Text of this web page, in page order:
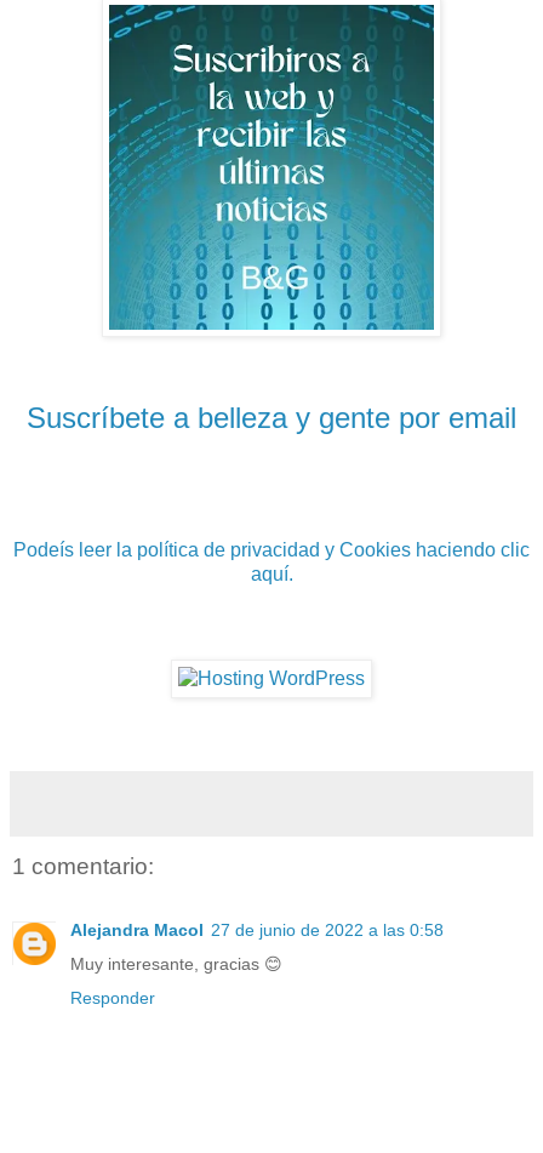
Suscríbete a belleza y gente por email
Podeís leer la política de privacidad y Cookies haciendo clic
aquí.
1 comentario:
Alejandra Macol 27 de junio de 2022 a las 0:58
Muy interesante, gracias 😊
Responder